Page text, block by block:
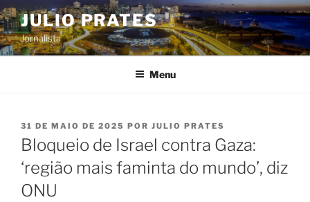
Pular
para
o
conteúdo
JULIO PRATES
Jornalista
Menu
PUBLICADO
EM
31 DE MAIO DE 2025 POR JULIO PRATES
Bloqueio de Israel contra Gaza:
‘região mais faminta do mundo’, diz
ONU